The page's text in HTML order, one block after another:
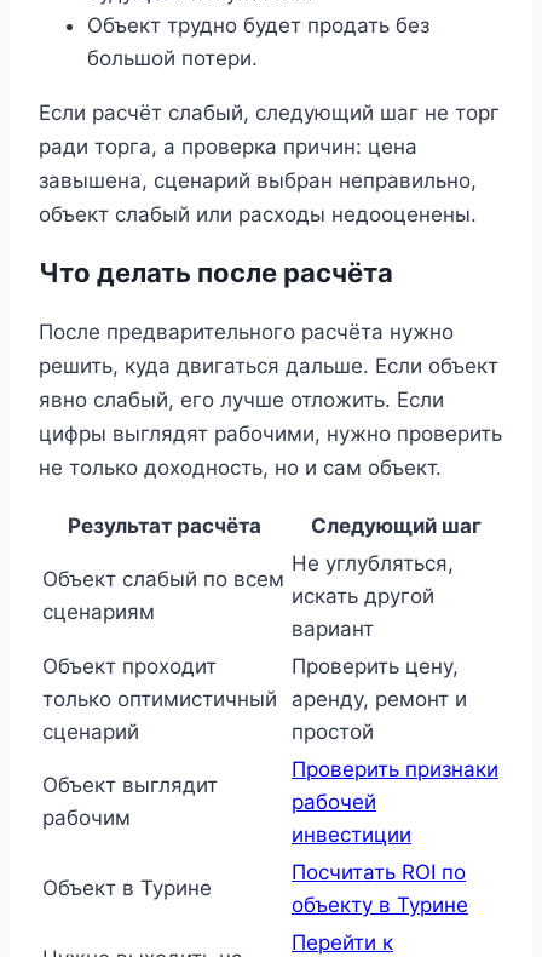
Объект трудно будет продать без
большой потери.
Если расчёт слабый, следующий шаг не торг
ради торга, а проверка причин: цена
завышена, сценарий выбран неправильно,
объект слабый или расходы недооценены.
Что делать после расчёта
После предварительного расчёта нужно
решить, куда двигаться дальше. Если объект
явно слабый, его лучше отложить. Если
цифры выглядят рабочими, нужно проверить
не только доходность, но и сам объект.
Результат расчёта Следующий шаг
Объект слабый по всем
сценариям
Не углубляться,
искать другой
вариант
Объект проходит
только оптимистичный
сценарий
Проверить цену,
аренду, ремонт и
простой
Объект выглядит
рабочим
Проверить признаки
рабочей
инвестиции
Объект в Турине
Посчитать ROI по
объекту в Турине
Перейти к